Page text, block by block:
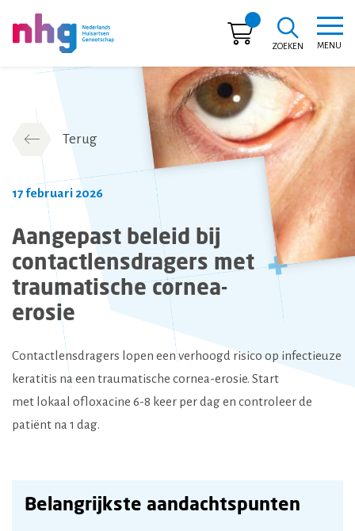
MENU
ZOEKEN
Terug
17 februari 2026
Aangepast beleid bij
contactlensdragers met
traumatische cornea-
erosie
Contactlensdragers lopen eenverhoogd risico op infectieuze
keratitis na een traumatische cornea-erosie. Start
met lokaal ofloxacine 6-8 keer per dag en controleerde
patiënt na 1 dag.
Belangrijkste aandachtspunten